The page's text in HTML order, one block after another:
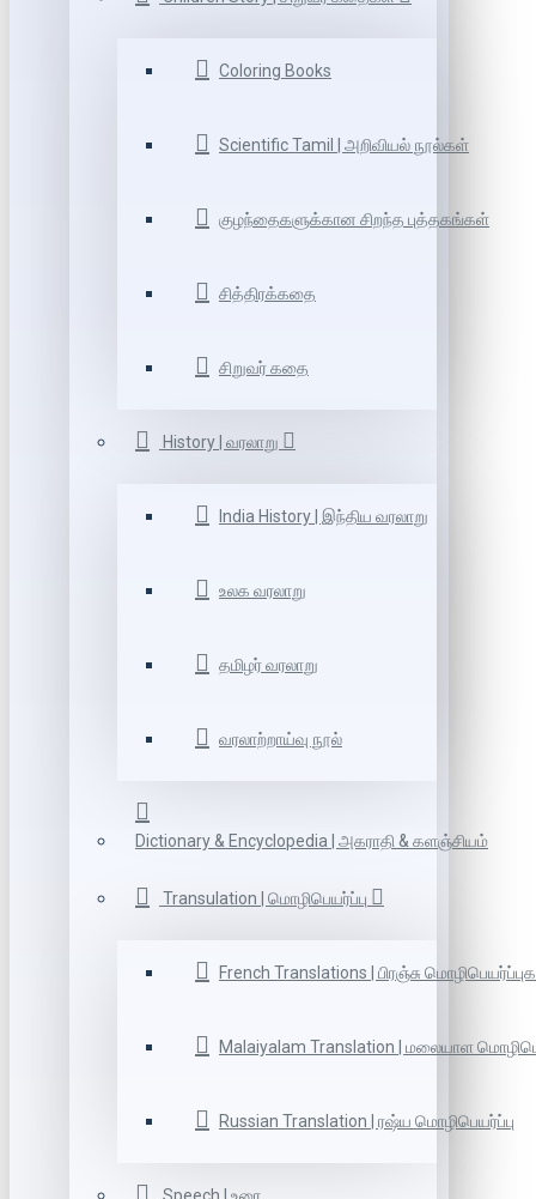
Coloring Books
Scientific Tamil | அறிவியல் நூல்கள்
குழந்தைகளுக்கான சிறந்த புத்தகங்கள்
சித்திரக்கதை
சிறுவர் கதை
History | வரலாறு
India History | இந்திய வரலாறு
உலக வரலாறு
தமிழர் வரலாறு
வரலாற்றாய்வு நூல்
Dictionary & Encyclopedia | அகராதி & களஞ்சியம்
Transulation | மொழிபெயர்ப்பு
French Translations | பிரஞ்சு
Malaiyalam Translation | மலையாள
Russian Translation | ரஷ்ய மொழிபெயர்ப்பு